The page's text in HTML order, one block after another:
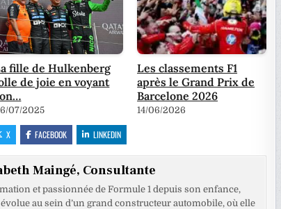
fille de Hulkenberg
de joie en voyant
07/2025
Les classements F1
après le Grand Prix de
Barcelone 2026
14/06/2026
X FACEBOOK LINKEDIN
Maingé, Consultante
et passionnée de Formule 1 depuis son enfance,
au sein d’un grand constructeur automobile, où elle